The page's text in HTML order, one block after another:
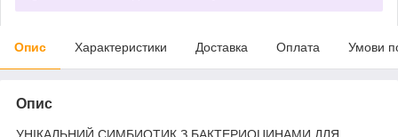
Опис Характеристики Доставка Оплата Умови
Опис
УНІКАЛЬНИЙ СИМБИОТИК З БАКТЕРИОЦИНАМИ ДЛЯ